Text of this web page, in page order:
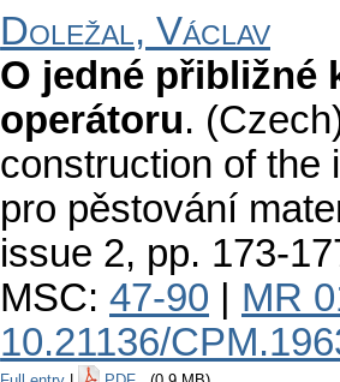
Doležal, Václav
O jedné přibližné
operátoru.
construction of the
pro pěstování
issue 2, pp. 173-
MSC: 47-90
MR
10.21136/